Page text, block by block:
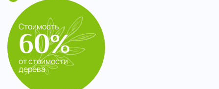
Стоимость
60%
от стоимости
дерева